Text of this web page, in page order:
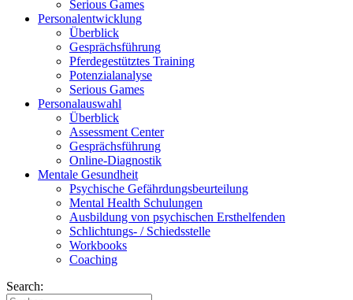
Serious Games
Personalentwicklung
Überblick
Gesprächsführung
Pferdegestütztes Training
Potenzialanalyse
Serious Games
Personalauswahl
Überblick
Assessment Center
Gesprächsführung
Online-Diagnostik
Mentale Gesundheit
Psychische Gefährdungs­beurteilung
Mental Health Schulungen
Ausbildung von psychischen Ersthelfenden
Schlichtungs- / Schiedsstelle
Workbooks
Coaching
Search: